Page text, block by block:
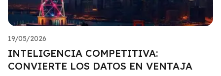
19/05/2026
INTELIGENCIA COMPETITIVA:
CONVIERTE LOS DATOS EN VENTAJA